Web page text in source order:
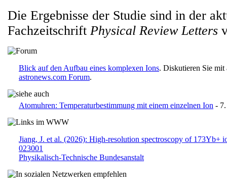
Die Ergebnisse der Studie sind in der
Fachzeitschrift Physical Review Letters
Blick auf den Aufbau eines komplexen Ions. Diskutieren Sie mit
astronews.com Forum.
Atomuhren: Temperaturbestimmung mit einem einzelnen Ion -
Jiang, J. et al. (2026): High-resolution spectroscopy of 173Yb+
023001
Physikalisch-Technische Bundesanstalt